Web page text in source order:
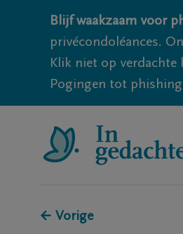
Blijf waakzaam voor
privécondoléances.
Klik niet op
Pogingen tot
← Vorige